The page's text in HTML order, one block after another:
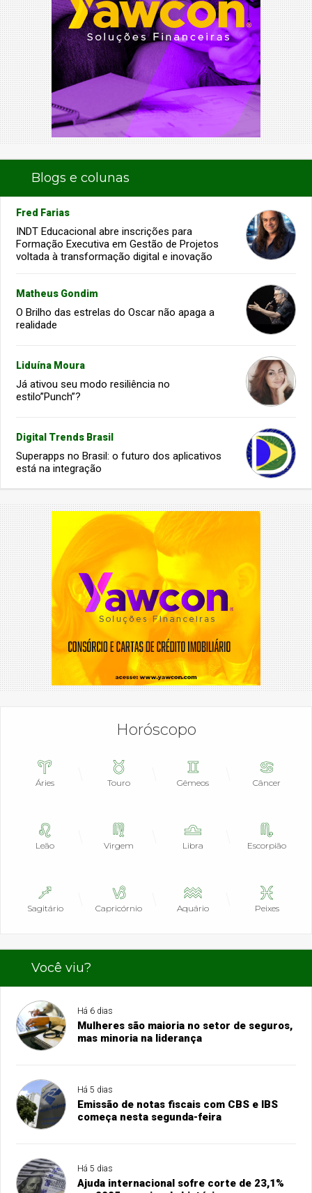
Blogs e colunas
Fred Farias
INDT Educacional abre inscrições para
Formação Executiva em Gestão de Projetos
voltada à transformação digital e inovação
Matheus Gondim
O Brilho das estrelas do Oscar não apaga a
realidade
Liduína Moura
Já ativou seu modo resiliência no
estilo”Punch”?
Digital Trends Brasil
Superapps no Brasil: o futuro dos aplicativos
está na integração
Horóscopo
Áries Touro Gêmeos Câncer
Leão Virgem Libra Escorpião
Sagitário Capricórnio Aquário Peixes
Você viu?
Há 6 dias
Mulheres são maioria no setor de seguros,
mas minoria na liderança
Há 5 dias
Emissão de notas fiscais com CBS e IBS
começa nesta segunda-feira
Há 5 dias
Ajuda internacional sofre corte de 23,1%